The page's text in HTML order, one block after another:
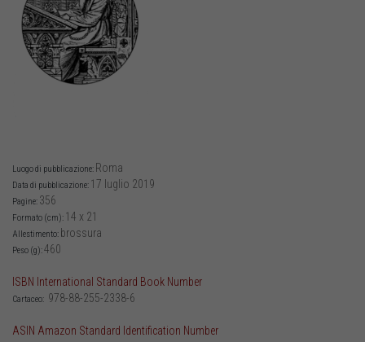
Luogo di pubblicazione: Roma
Data di pubblicazione: 17 luglio 2019
Pagine: 356
Formato (cm): 14 x 21
Allestimento: brossura
Peso (g):460
ISBN International Standard Book Number
Cartaceo: 978-88-255-2338-6
ASIN Amazon Standard Identification Number